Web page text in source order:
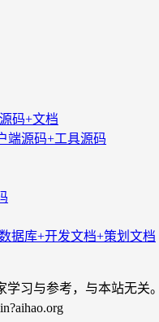
码+文档
端源码+工具源码
据库+开发文档+策划文档
习与参考，与本站无关。